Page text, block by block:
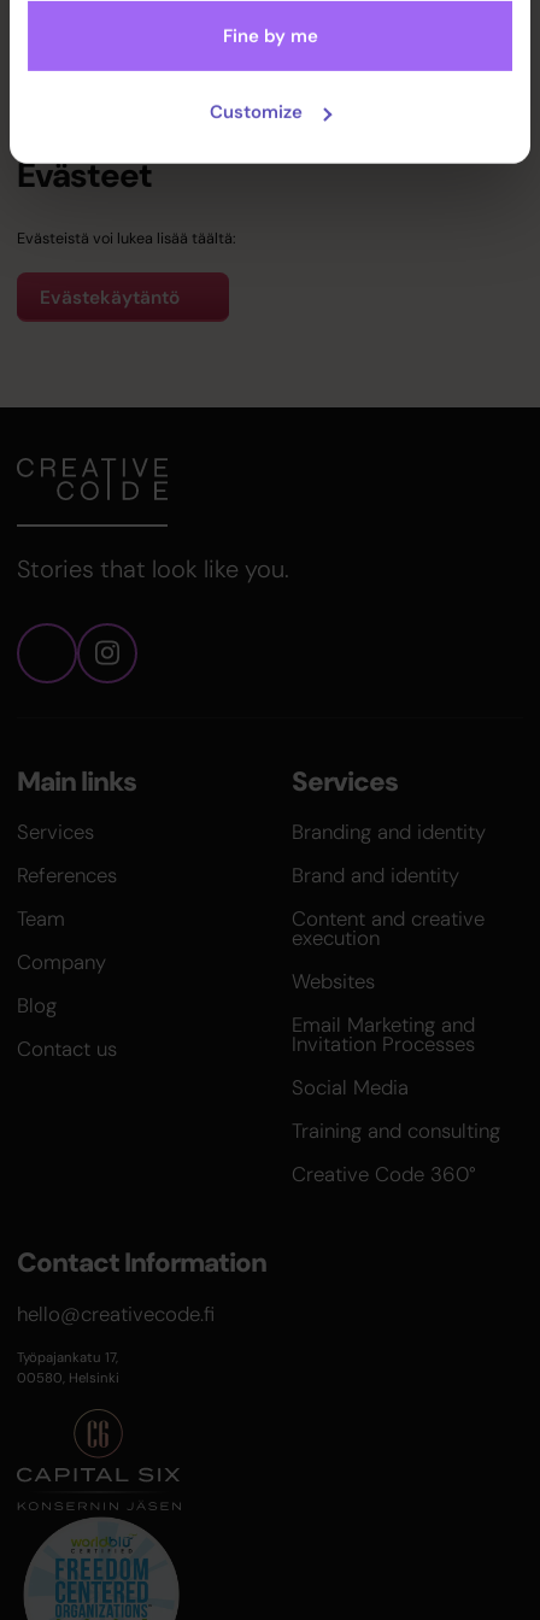
Fine by me
Customize
Jos sinulla on kysyttävää tästä tietosuojaselosteesta tai
tietosuojakäytännöistämme, ota yhteyttä sähköpostitse osoitteeseen
Evästeet
Evästeistä voi lukea lisää täältä:
Evästekäytäntö
Stories that look like you.
Main links
Services
References
Team
Company
Blog
Contact us
Services
Branding and identity
Brand and identity
Content and creative
execution
Websites
Email Marketing and
Invitation Processes
Social Media
Training and consulting
Creative Code 360°
Contact Information
hello@creativecode.fi
Työpajankatu 17,
00580, Helsinki